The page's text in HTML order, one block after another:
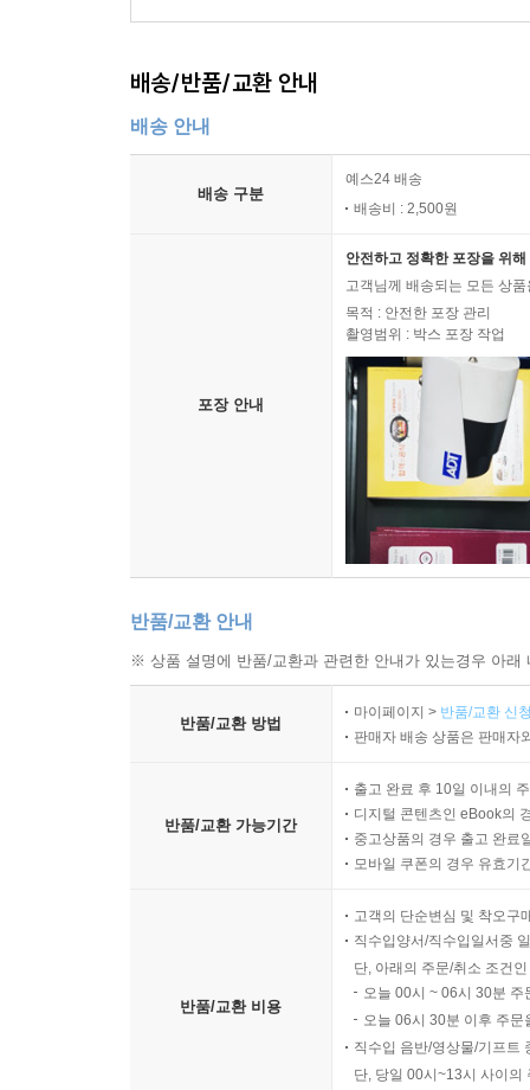
배송/반품/교환 안내
배송 안내
배송 구분
예스24 배송
배송비 : 2,500원
포장 안내
안전하고 정확한 포장을 위
고객님께 배송되는 모든 상
목적 : 안전한 포장 관리
촬영범위 : 박스 포장 작업
반품/교환 안내
※ 상품 설명에 반품/교환과 관련한 안내가 있는경우 아
반품/교환 방법
마이페이지 > 반품/교환 신
판매자 배송 상품은 판매자
반품/교환 가능기간
출고 완료 후 10일 이내의
디지털 콘텐츠인 eBook의
중고상품의 경우 출고 완료
모바일 쿠폰의 경우 유효기
반품/교환 비용
고객의 단순변심 및 착오구
직수입양서/직수입일서중
단, 아래의 주문/취소 조건
오늘 00시 ~ 06시 30분
오늘 06시 30분 이후 주
직수입 음반/영상물/기프트
단, 당일 00시~13시 사이의